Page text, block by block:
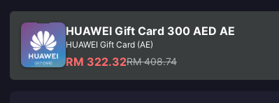
HUAWEI Gift Card 300 AED AE
HUAWEI Gift Card (AE)
RM 322.32RM 408.74